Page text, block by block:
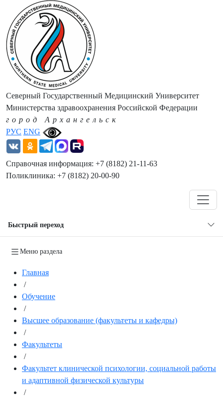
РУС ENG
Северный Государственный Медицинский Университет
Министерства здравоохранения Российской Федерации
город Архангельск
Справочная информация: +7 (8182) 21-11-63
Поликлиника: +7 (8182) 20-00-90
Быстрый переход
Меню раздела
Главная
/
Обучение
/
Высшее образование (факультеты и кафедры)
/
Факультеты
/
Факультет клинической психологии, социальной работы
и адаптивной физической культуры
/